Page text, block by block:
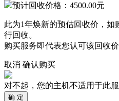
预计回收价格： 4500.00元
此为1年焕新的预估回收价，如
行回收。
购买服务即代表您认可该回收价
取消 确认购买
对不起，您的主机不适用于此
确 定